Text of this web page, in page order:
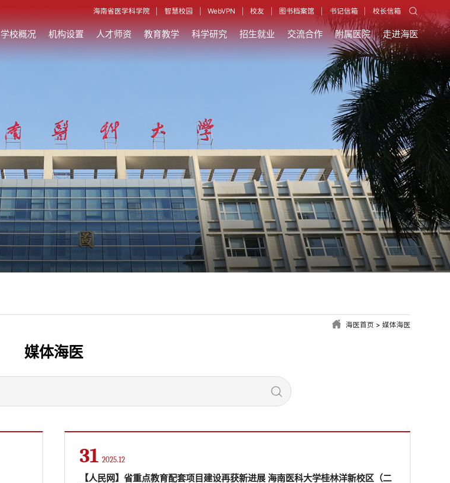
海南省医学科学院 智慧校园 WebVPN 校友 图书档案馆 书记信箱 校长信箱
学校概况 机构设置 人才师资 教育教学 科学研究 招生就业 交流合作 附属医院 走进海医
海医首页 > 媒体海医
媒体海医
31 2025.12
【人民网】省重点教育配套项目建设再获新进展 海南医科大学桂林洋新校区（二